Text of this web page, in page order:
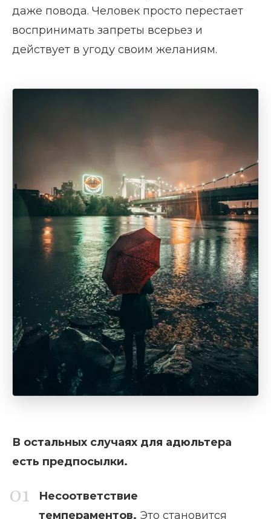
даже повода. Человек просто перестает
воспринимать запреты всерьез и
действует в угоду своим желаниям.
В остальных случаях для адюльтера
есть предпосылки.
Несоответствие
темпераментов. Это становится